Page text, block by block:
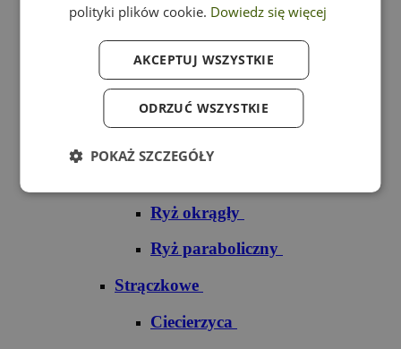
Ryż czerwony
Ryż do sushi
Ryż okrągły
Ryż paraboliczny
Strączkowe
Ciecierzyca
polityki plików cookie. Dowiedz się więcej
AKCEPTUJ WSZYSTKIE
ODRZUĆ WSZYSTKIE
POKAŻ SZCZEGÓŁY